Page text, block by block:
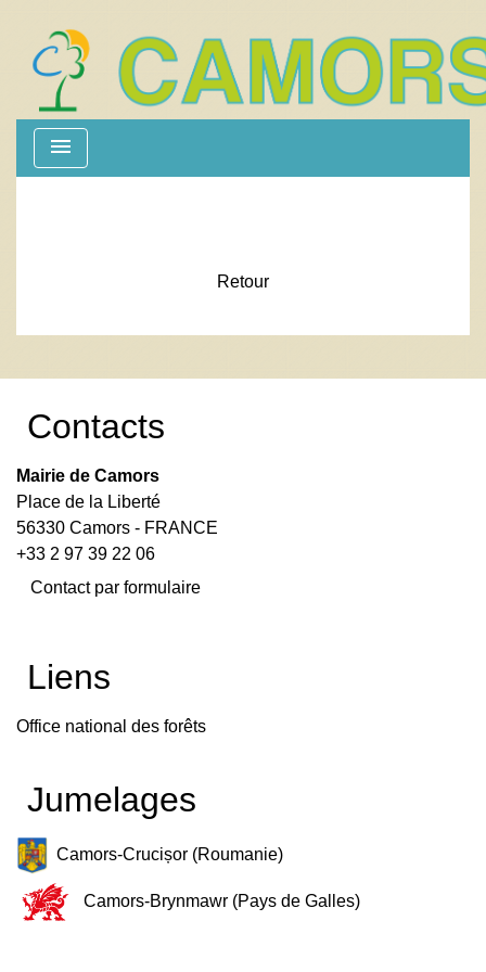
menu
Retour
Contacts
Mairie de Camors
Place de la Liberté
56330 Camors - FRANCE
+33 2 97 39 22 06
Contact par formulaire
Liens
Office national des forêts
Jumelages
Camors-Crucișor (Roumanie)
Camors-Brynmawr (Pays de Galles)